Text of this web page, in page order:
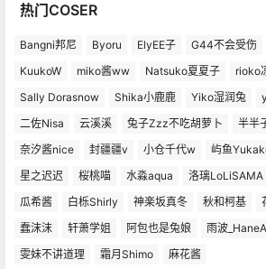
热门COSER
Bangni邦尼 Byoru ElyEE子 G44不会受伤
KuukoW
miko酱ww Natsuko夏夏子
rioko
Sally Dorasnow
Shika小鹿鹿 Yiko湿润兔
二佐Nisa
云溪溪 兔子Zzz不吃胡萝卜 半半
奈汐酱nice
封疆疆v 小仓千代w 屿鱼
星之迟迟
桜桃喵 水淼aqua 洛璃LoLiSAMA
瓜希酱
白栎Shirly 神楽坂真冬 秋和柯基
蠢沫沫
轩萧学姐 阿包也是兔娘 雨波
雯妹不讲道理
霜月Shimo 麻花酱